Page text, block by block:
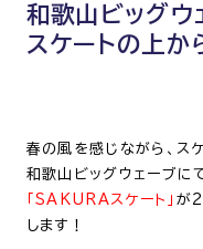
和歌山ビッグウ
スケートの上か
春の風を感じながら、ス
和歌山ビッグウェーブに
「SAKURAスケート」 が
します！